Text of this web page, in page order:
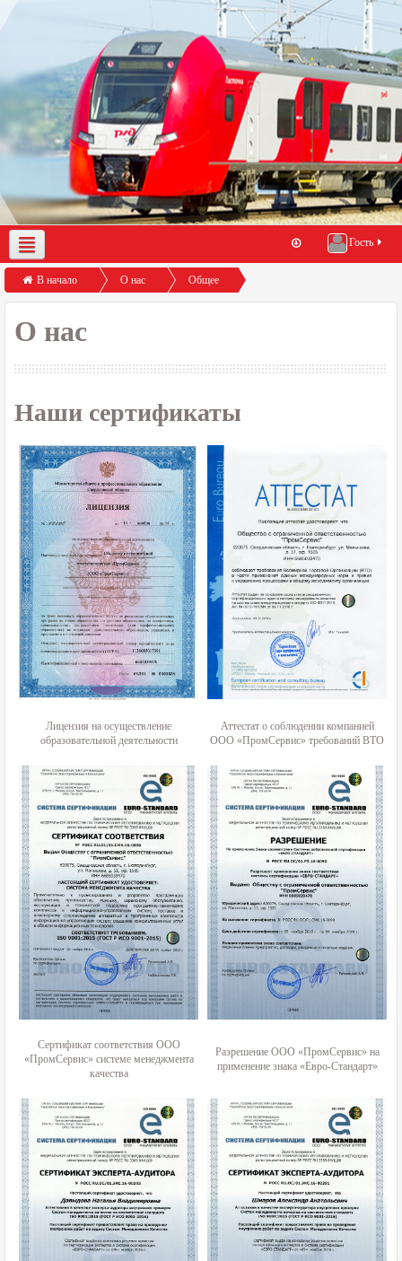
Гость
О нас Демо-доступ Помощь по работе с порталом
В начало О нас
Общее
Наши сертификаты
О нас
Наши сертификаты
Лицензия на осуществление
образовательной деятельности
Аттестат о соблюдении компанией
ООО «ПромСервис» требований ВТО
Сертификат соответствия ООО
«ПромСервис» системе менеджмента
качества
Разрешение ООО «ПромСервис» на
применение знака «Евро-Стандарт»